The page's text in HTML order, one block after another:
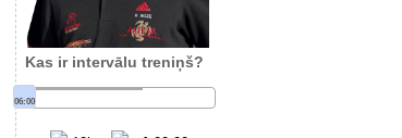
Kas ir intervālu treniņš?
06:00